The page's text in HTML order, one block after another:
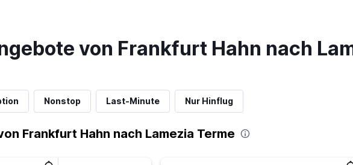
von Frankfurt Hahn nach
Nonstop Last-Minute Nur Hinflug
Frankfurt Hahn nach Lamezia Terme